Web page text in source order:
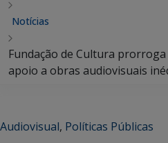
Notícias
Fundação de Cultura
apoio a obras audiovisuais
Audiovisual, Políticas Públicas